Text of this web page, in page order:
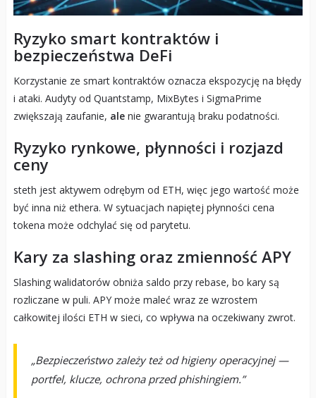
Ryzyko smart kontraktów i
bezpieczeństwa DeFi
Korzystanie ze smart kontraktów oznacza ekspozycję na błędy
i ataki. Audyty od Quantstamp, MixBytes i SigmaPrime
zwiększają zaufanie, alenie gwarantują braku podatności.
Ryzyko rynkowe, płynności i rozjazd
ceny
steth jest aktywem odrębym od ETH, więc jego wartość może
być inna niż ethera. W sytuacjach napiętej płynności cena
tokena może odchylać się od parytetu.
Kary za slashing oraz zmienność APY
Slashing walidatorów obniża saldo przy rebase, bo kary są
rozliczane w puli. APY może maleć wraz ze wzrostem
całkowitej ilości ETH w sieci, co wpływa na oczekiwany zwrot.
„Bezpieczeństwo zależy też od higieny operacyjnej —
portfel, klucze, ochrona przed phishingiem.”